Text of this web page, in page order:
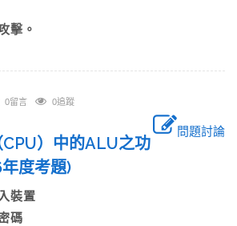
擊。
0留言 0追蹤
問題討論
）中的ALU之功
度考題)
裝置
碼